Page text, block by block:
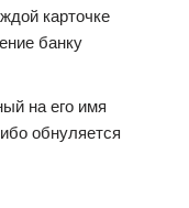
карточке
банку
на его имя
обнуляется